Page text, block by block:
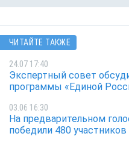
ЧИТАЙТЕ ТАКЖЕ
24.07 17:40
Экспертный совет
программы «Единой
03.06 16:30
На предварительном
победили 480